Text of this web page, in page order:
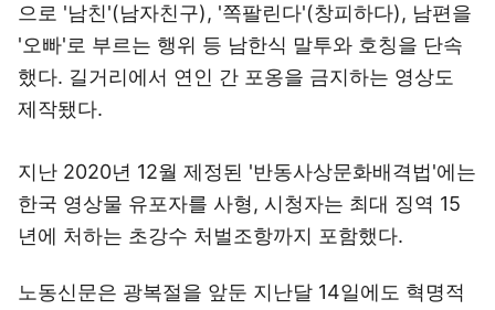
으로 '남친'(남자친구), '쪽팔린다'(창피하다), 남편을
'오빠'로 부르는 행위 등 남한식 말투와 호칭을 단속
했다. 길거리에서 연인 간 포옹을 금지하는 영상도
제작됐다.
지난 2020년 12월 제정된 '반동사상문화배격법'에는
한국 영상물 유포자를 사형, 시청자는 최대 징역 15
년에 처하는 초강수 처벌조항까지 포함했다.
노동신문은 광복절을 앞둔 지난달 14일에도 혁명적